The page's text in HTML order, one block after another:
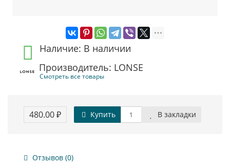
Наличие: В наличии
Производитель: LONSE
Смотреть все товары
480.00 ₽ Купить В закладки
Отзывов (0)